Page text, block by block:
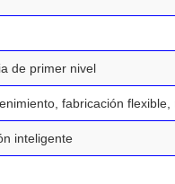
de primer nivel
fabricación
inteligente